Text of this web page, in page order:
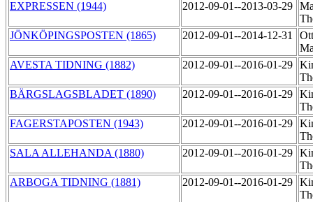
EXPRESSEN (1944)
2012-09-01--2013-03-29
JÖNKÖPINGSPOSTEN (1865)
2012-09-01--2014-12-31
AVESTA TIDNING (1882)
2012-09-01--2016-01-29
BÄRGSLAGSBLADET (1890)
2012-09-01--2016-01-29
FAGERSTAPOSTEN (1943)
2012-09-01--2016-01-29
SALA ALLEHANDA (1880)
2012-09-01--2016-01-29
ARBOGA TIDNING (1881)
2012-09-01--2016-01-29